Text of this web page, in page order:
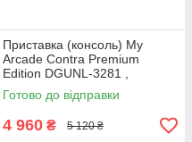
Приставка (консоль) My
Arcade Contra Premium
Edition DGUNL-3281 ,
Гарантія 2 роки
Готово до відправки
4 960 ₴ 5 120 ₴